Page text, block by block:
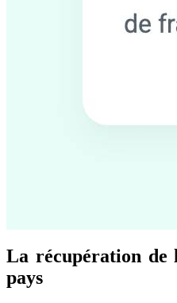
La récupération de
pays